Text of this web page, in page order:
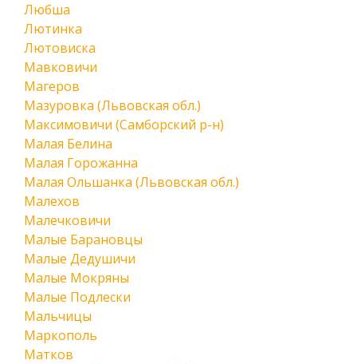
Любша
Лютинка
Лютовиска
Мавковичи
Магеров
Мазуровка (Львовская обл.)
Максимовичи (Самборский р-н)
Малая Белина
Малая Горожанна
Малая Ольшанка (Львовская обл.)
Малехов
Малечковичи
Малые Барановцы
Малые Дедушичи
Малые Мокряны
Малые Подлески
Мальчицы
Маркополь
Матков